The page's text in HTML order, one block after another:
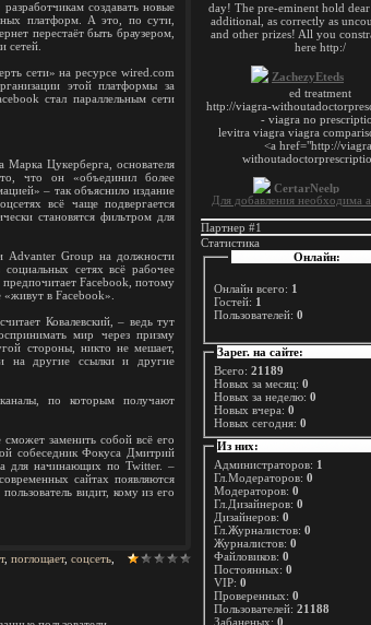
создавать новые
платформ. А это, по сути,
перестаёт быть браузером,
сетей.
сети» на ресурсе wired.com
этой платформы за
стал параллельным сети
Марка Цукерберга, основателя
что он «объединил более
– так объяснило издание
всё чаще подвергается
становятся фильтром для
Advanter Group на должности
сетях всё рабочее
Facebook, потому
в Facebook».
Ковалевский, – ведь тут
мир через призму
стороны, никто не мешает,
на другие ссылки и другие
по которым получают
заменить собой всё его
собеседник Фокуса Дмитрий
для начинающих по Twitter. –
сайтах появляются
видит, кому из его
, поглощает, соцсеть
Для добавления необходима
Партнер #1
Статистика
Онлайн:
Онлайн всего: 1
Гостей: 1
Пользователей:0
Зарег. на сайте:
Всего:21189
Новых за месяц:0
Новых за неделю:0
Новых вчера:0
Новых сегодня:0
Из них:
Администраторов: 1
Гл.Модераторов:0
Модераторов:0
Гл.Дизайнеров:0
Дизайнеров:0
Гл.Журналистов:0
Журналистов:0
Файловиков:0
Постоянных:0
VIP:0
Проверенных:0
Пользователей:21188
Забаненых:0